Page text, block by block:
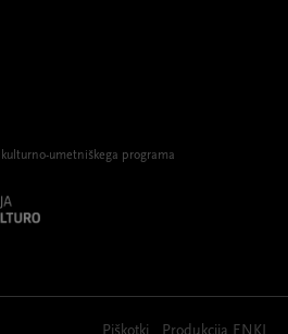
umetniškega programa